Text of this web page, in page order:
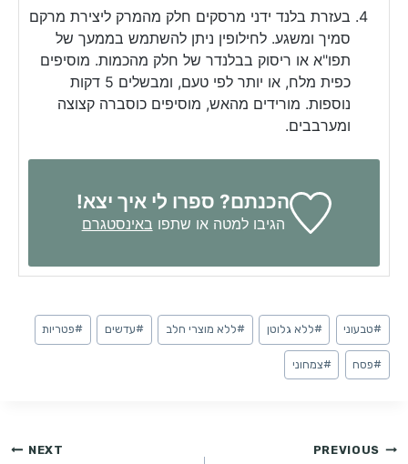
בעזרת בלנד ידני מרסקים חלק מהמרק ליצירת מרקם
סמיך ומשגע. לחילופין ניתן להשתמש בממעך של
תפו"א או ריסוק בבלנדר של חלק מהכמות. מוסיפים
כפית מלח, או יותר לפי טעם, ומבשלים 5 דקות
נוספות. מורידים מהאש, מוסיפים כוסברה קצוצה
ומערבבים.
הכנתם? ספרו לי איך יצא!
הגיבו למטה או שתפו באינסטגרם
Post
Tags:
#טבעוני #ללא גלוטן #ללא מוצרי חלב #עדשים #פטריות
#פסח #צמחוני
ניווטPREVIOUS
NEXT